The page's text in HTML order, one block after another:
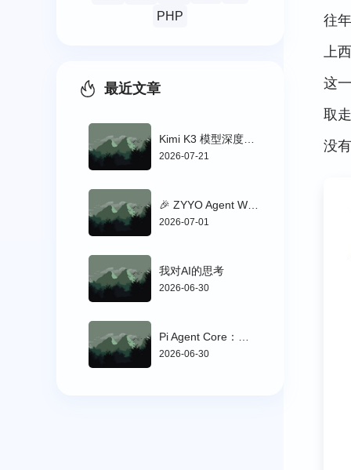
PHP
最近文章
2026-07-21
2026-07-01
我对AI的思考
2026-06-30
2026-06-30
往
上
这
取
没